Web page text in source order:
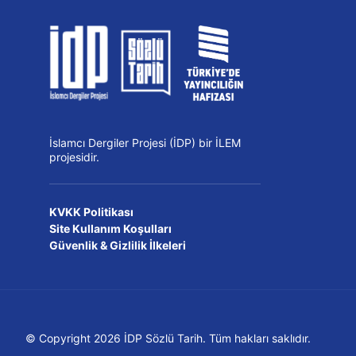
İslamcı Dergiler Projesi (İDP) bir İLEM
projesidir.
KVKK Politikası
Site Kullanım Koşulları
Güvenlik & Gizlilik İlkeleri
© Copyright 2026 İDP Sözlü Tarih. Tüm hakları saklıdır.